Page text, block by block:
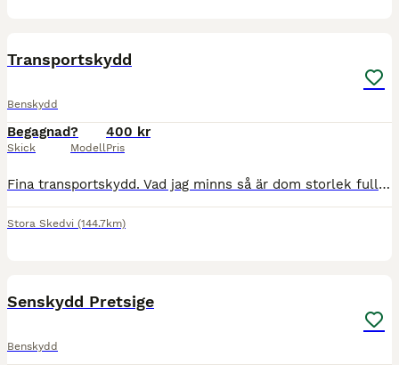
Transportskydd
Benskydd
Begagnad
Skick
?
Modell
400 kr
Pris
Fina transportskydd. Vad jag minns så är dom storlek full. Står inget på skydden. Kan mäta om man vill. Jag har sålt hästarna.
Stora Skedvi (144.7km)
Senskydd Pretsige
Benskydd